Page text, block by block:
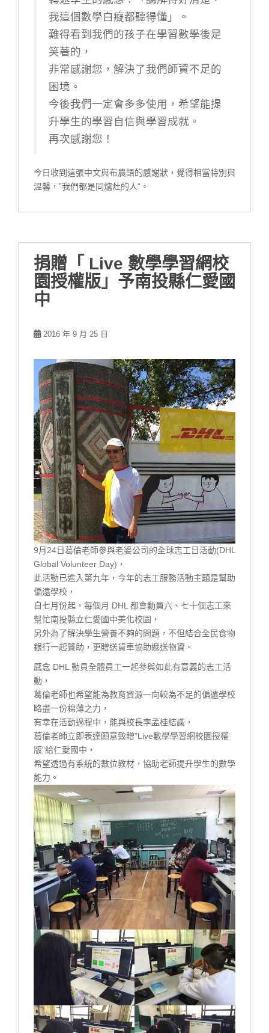
我這個數學白癡都聽得懂」。
難得看到我們的孩子在學習數學後是
笑著的，
非常感謝您，解決了我們師資不足的
困境。
今後我們一定會多多使用，希望能提
升學生的學習自信與學習成就。
再次感謝您！
今日收到這張中文與布農語的感謝狀，覺得相當特別與
溫馨，”我們都是同爐灶的人”。
捐贈「 Live 數學學習網校
園授權版」予南投縣仁愛國
中
2016 年 9 月 25 日
9月24日葛倫老師參與老婆公司的全球志工日活動(DHL
Global Volunteer Day)，
此活動已進入第九年，今年的志工服務活動主題是幫助
偏遠學校，
自七月份起，每個月 DHL 都會動員六、七十個志工來
幫忙南投縣立仁愛國中美化校園，
另外為了解決學生營養不夠的問題，不但結合全民食物
銀行一起贊助，更贈送貨車協助遞送物資。
感念 DHL 動員全體員工一起參與如此有意義的志工活
動，
葛倫老師也希望能為教育資源一向較為不足的偏遠學校
略盡一份棉薄之力，
有幸在活動過程中，能與校長李孟桂結識，
葛倫老師立即表達願意致贈”Live數學學習網校園授權
版”給仁愛國中，
希望透過有系統的數位教材，協助老師提升學生的數學
能力。